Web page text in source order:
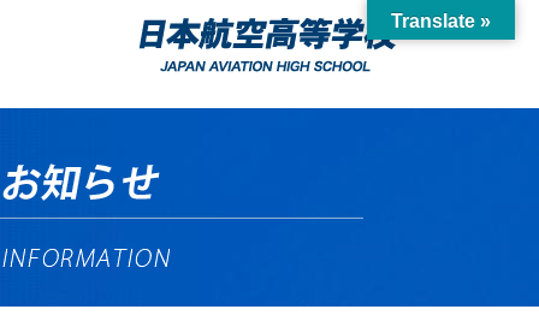
Translate »